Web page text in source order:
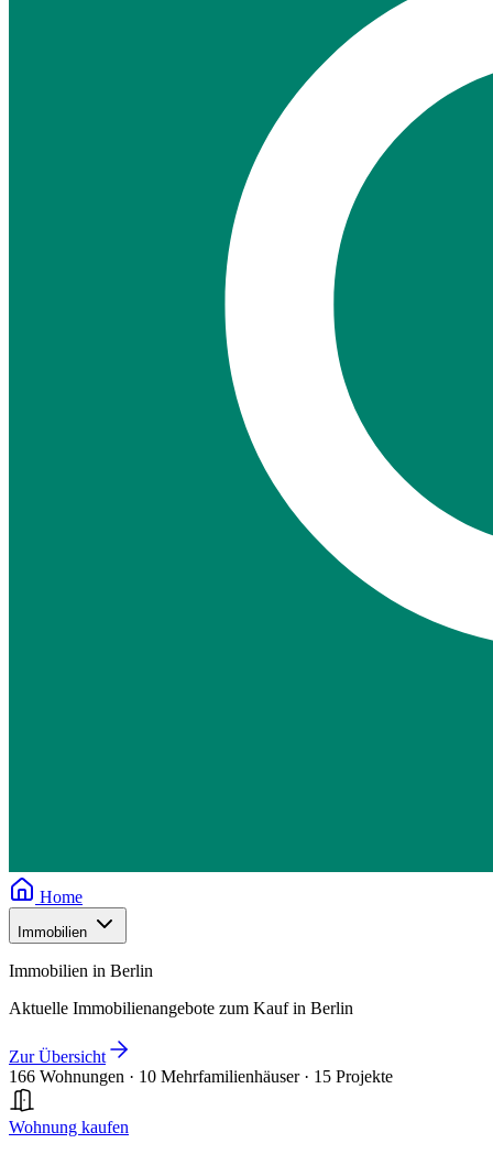
Home
Immobilien
Immobilien in Berlin
Aktuelle Immobilienangebote zum Kauf in Berlin
Zur Übersicht
166 Wohnungen · 10 Mehrfamilienhäuser · 15 Projekte
Wohnung kaufen